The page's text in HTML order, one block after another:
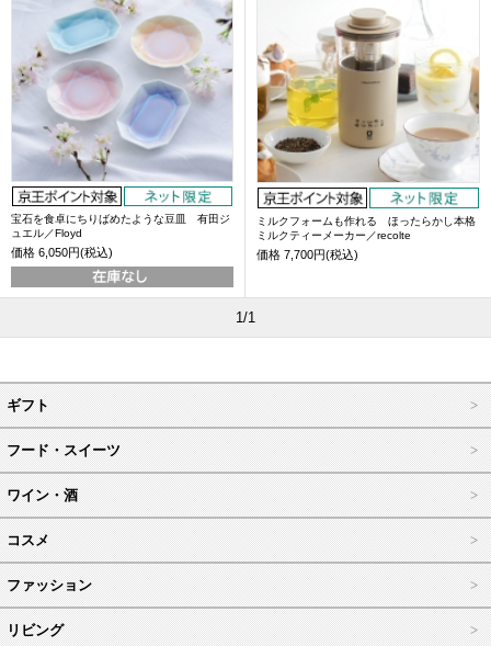
宝石を食卓にちりばめたような豆皿 有田ジ
ュエル／Floyd
価格 6,050円(税込)
ミルクフォームも作れる ほったらかし本格
ミルクティーメーカー／recolte
価格 7,700円(税込)
1/1
ギフト
フード・スイーツ
ワイン・酒
コスメ
ファッション
リビング